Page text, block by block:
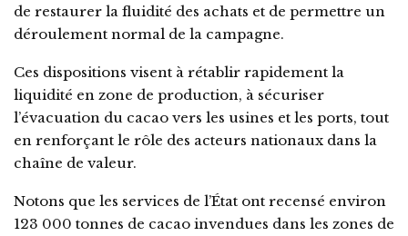
de restaurer la fluidité des achats et de permettre un
déroulement normal de la campagne.
Ces dispositions visent à rétablir rapidement la
liquidité en zone de production, à sécuriser
l’évacuation du cacao vers les usines et les ports, tout
en renforçant le rôle des acteurs nationaux dans la
chaîne de valeur.
Notons que les services de l’État ont recensé environ
123 000 tonnes de cacao invendues dans les zones de